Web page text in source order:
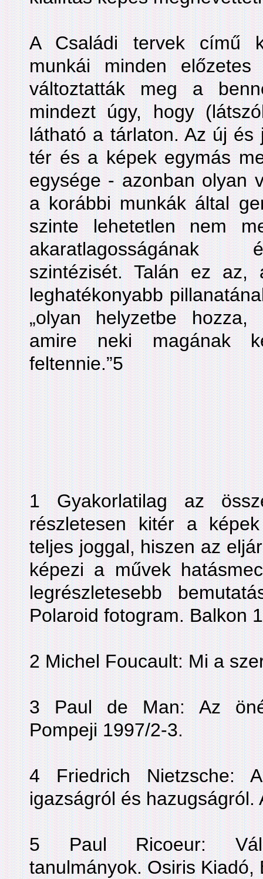
A Családi tervek című
munkái minden előzetes
változtatták meg a
mindezt úgy, hogy
látható a tárlaton. Az új
tér és a képek egymás
egysége - azonban olyan
a korábbi munkák által
szinte lehetetlen nem
akaratlagosságának
szintézisét. Talán ez az,
leghatékonyabb
„olyan helyzetbe
amire neki magának
feltennie.”5
1 Gyakorlatilag az
részletesen kitér a
teljes joggal, hiszen az
képezi a művek
legrészletesebb
Polaroid fotogram. Balkon
2 Michel Foucault: Mi a
3 Paul de Man: Az
Pompeji 1997/2-3.
4 Friedrich Nietzsche:
igazságról és hazugságról.
5 Paul Ricoeur:
tanulmányok. Osiris Kiadó,